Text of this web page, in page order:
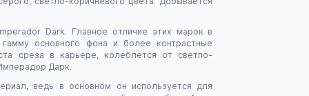
Dark. Главное отличие этих марок в
основного фона и более контрастные
среза в карьере, колеблется от светло-
Дарк.
ведь в основном он используется для